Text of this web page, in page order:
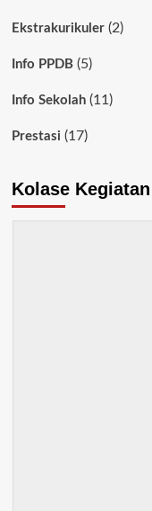
Ekstrakurikuler(2)
Info PPDB(5)
Info Sekolah(11)
Prestasi (17)
Kolase Kegiatan